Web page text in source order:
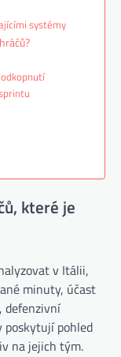
systémy
které je
v Itálii,
minuty, účast
defenzivní
poskytují pohled
na jejich tým.